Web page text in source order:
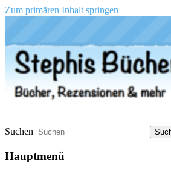
Zum primären Inhalt springen
Stephis Bücher Blog
Suchen
Hauptmenü